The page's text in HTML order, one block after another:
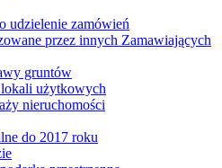
udzielenie zamówień
przez innych Zamawiających
gruntów
użytkowych
nieruchomości
do 2017 roku